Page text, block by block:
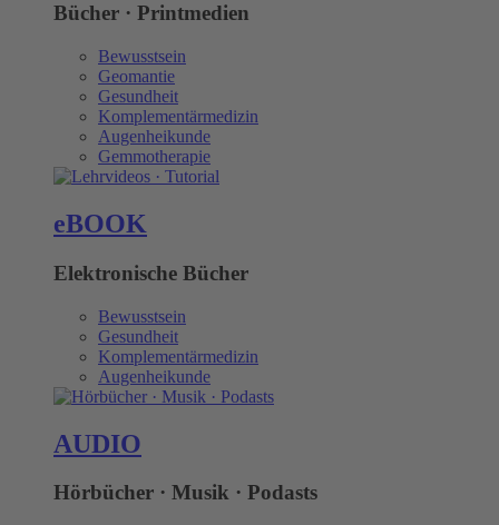
Bücher · Printmedien
Bewusstsein
Geomantie
Gesundheit
Komplementärmedizin
Augenheikunde
Gemmotherapie
eBOOK
Elektronische Bücher
Bewusstsein
Gesundheit
Komplementärmedizin
Augenheikunde
AUDIO
Hörbücher · Musik · Podasts